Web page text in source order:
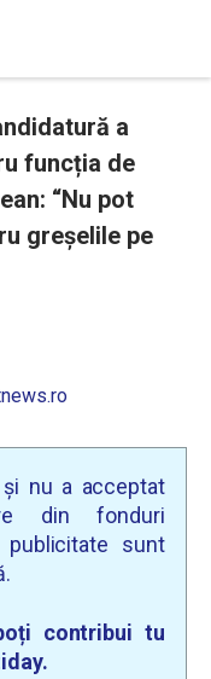
a
funcția de
“Nu pot
greşelile pe
nu a acceptat
din fonduri
publicitate sunt
contribui tu